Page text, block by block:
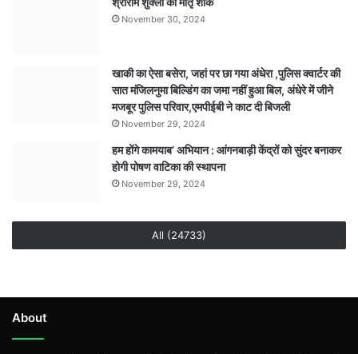
November 30, 2024
खाकी का ऐसा बसेरा, जहां पर छा गया अंधेरा ,पुलिस क्वार्टर की
सात मंजिलनुमा बिल्डिंग का जमा नहीं हुआ बिल, अंधेरे में जीने
मजबूर पुलिस परिवार,एमपीईबी ने काट दी बिजली
November 29, 2024
हम होंगे कामयाब’ अभियान : आंगनबाड़ी केंद्रों को सुंदर बनाकर
होगी पोषण वाटिका की स्थापना
November 29, 2024
All (24733)
About